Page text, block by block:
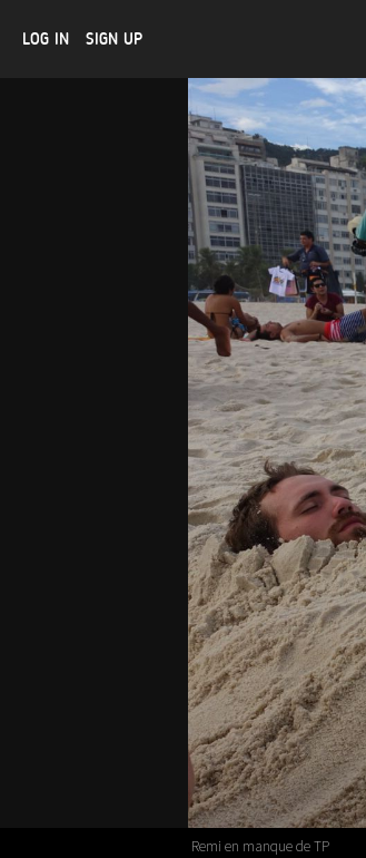
LOG IN SIGN UP
Remi en manque de TP